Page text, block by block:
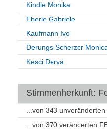
Kindle Monika
Eberle Gabriele
Kaufmann Ivo
Derungs-Scherzer Monica
Kesci Derya
Stimmenherkunft:
...von 343
...von 370 veränderten